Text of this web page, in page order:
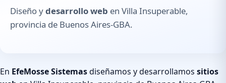
Diseño ydesarrollo web en Villa Insuperable,
provincia de Buenos Aires-GBA.
En EfeMosse Sistemasdiseñamos y desarrollamos sitios